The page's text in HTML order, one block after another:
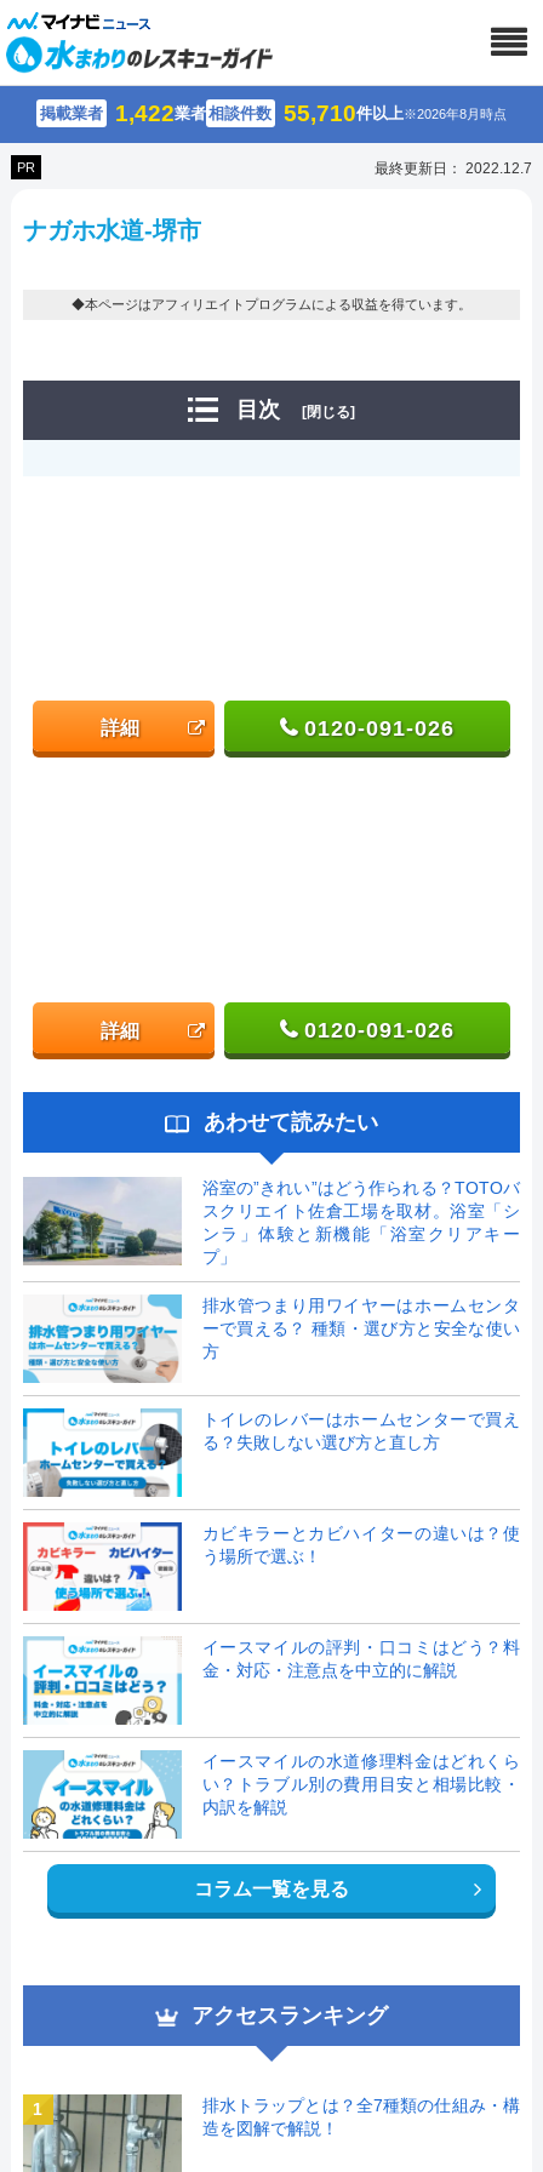
掲載業者 1,422業者相談件数 55,710件以上※2026年8月時点
PR 最終更新日： 2022.12.7
ナガホ水道-堺市
◆本ページはアフィリエイトプログラムによる収益を得ています。
目次 [閉じる]
詳細 0120-091-026
詳細 0120-091-026
あわせて読みたい
浴室の”きれい”はどう作られる？TOTOバ
スクリエイト佐倉工場を取材。浴室「シ
ンラ」体験と新機能「浴室クリアキー
プ」
排水管つまり用ワイヤーはホームセンタ
ーで買える？ 種類・選び方と安全な使い
方
トイレのレバーはホームセンターで買え
る？失敗しない選び方と直し方
カビキラーとカビハイターの違いは？使
う場所で選ぶ！
イースマイルの評判・口コミはどう？料
金・対応・注意点を中立的に解説
イースマイルの水道修理料金はどれくら
い？トラブル別の費用目安と相場比較・
内訳を解説
コラム一覧を見る
アクセスランキング
1
排水トラップとは？全7種類の仕組み・構
造を図解で解説！